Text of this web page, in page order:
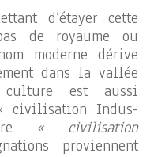
d’étayer cette
de royaume ou
moderne dérive
dans la vallée
est aussi
civilisation Indus-
« civilisation
proviennent